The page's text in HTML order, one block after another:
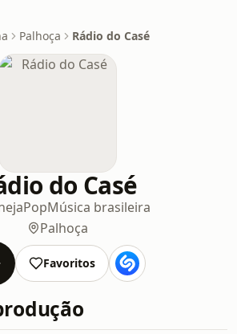
Palhoça Rádio do Casé
do Casé
PopMúsica brasileira
Palhoça
Favoritos